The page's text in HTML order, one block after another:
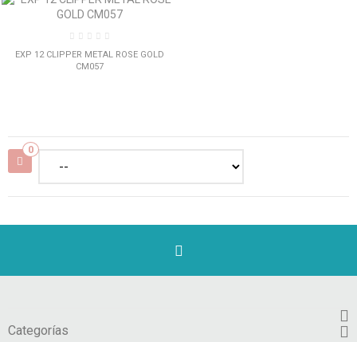
EXP 12 CLIPPER METAL ROSE GOLD
CM057
0
Categorías